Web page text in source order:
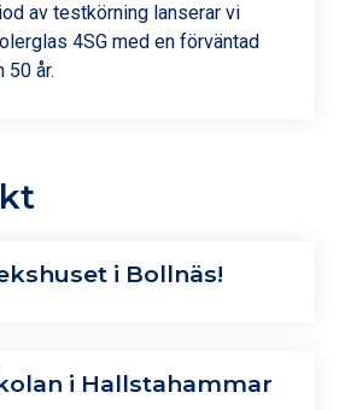
av testkörning lanserar vi
4SG med en förväntad
50 år.
i Bollnäs!
i Hallstahammar